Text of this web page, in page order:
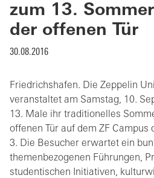
zum 13.
der offenen Tür
30.08.2016
Friedrichshafen. Die Zeppelin
veranstaltet am Samstag, 10.
13. Male ihr traditionelles
offenen Tür auf dem ZF Campus
3. Die Besucher erwartet ein
themenbezogenen Führungen,
studentischen Initiativen,